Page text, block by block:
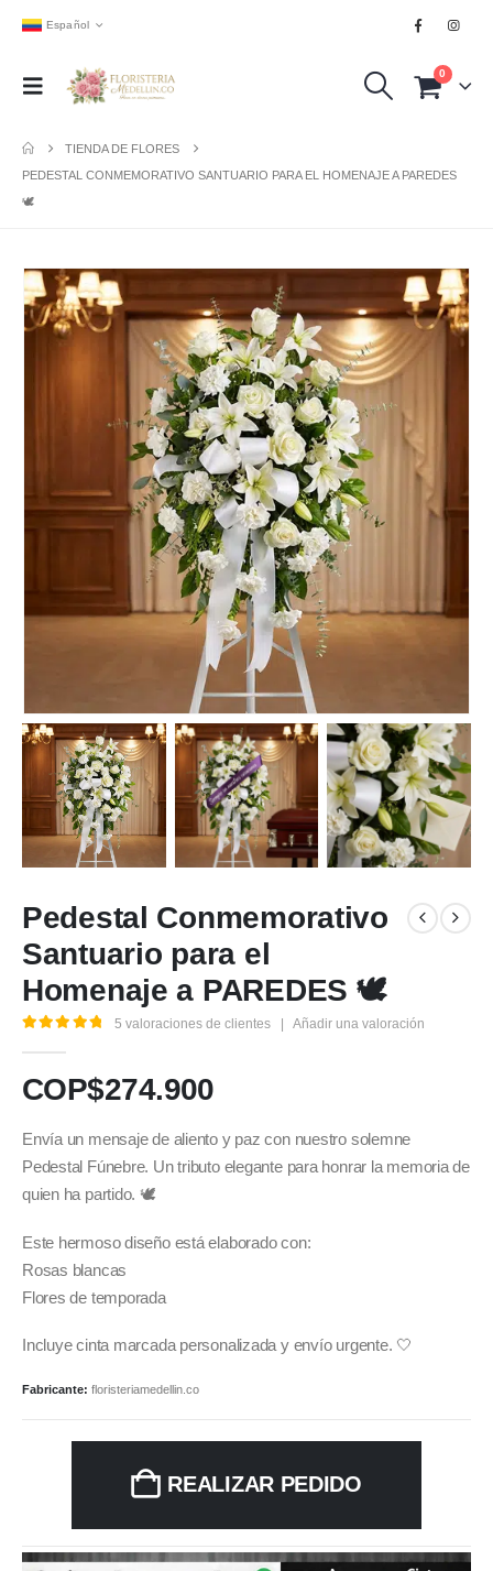
Español
0
TIENDA DE FLORES
PEDESTAL CONMEMORATIVO SANTUARIO PARA EL HOMENAJE A PAREDES
🕊️
Pedestal Conmemorativo
Santuario para el
Homenaje a PAREDES 🕊️
5 valoraciones de clientes Añadir una valoración
COP$274.900
Envía un mensaje de aliento y paz con nuestro solemne
Pedestal Fúnebre. Un tributo elegante para honrar la memoria de
quien ha partido. 🕊️
Este hermoso diseño está elaborado con:
Rosas blancas
Flores de temporada
Incluye cinta marcada personalizada y envío urgente. 🤍
Fabricante: floristeriamedellin.co
REALIZAR PEDIDO